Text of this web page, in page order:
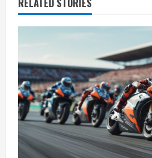
u
e
R
e
a
d